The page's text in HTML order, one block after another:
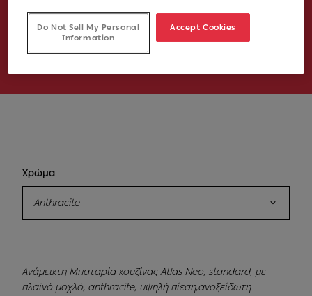
Σημεία Πώλησης
Χρώμα
Anthracite
Ανάμεικτη Μπαταρία κουζίνας Atlas Neo, standard, με
πλαϊνό μοχλό, anthracite, υψηλή πίεση,ανοξείδωτη
Do Not Sell My Personal
Information
Accept Cookies